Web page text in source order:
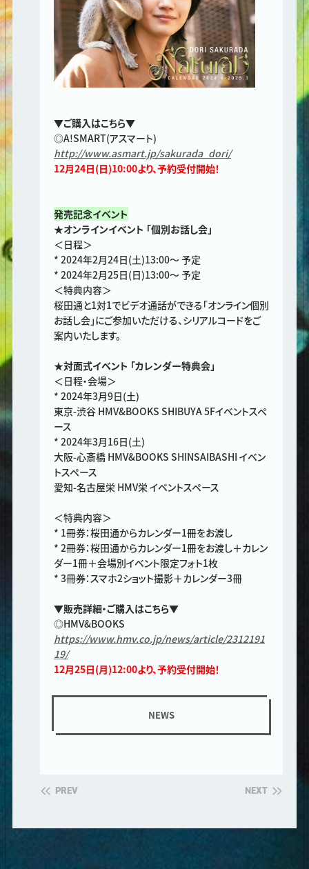
▼ご購入はこちら▼
◎A!SMART(アスマート)
http://www.asmart.jp/sakurada_dori/
12月24日(日)10:00より、予約受付開始！
発売記念イベント
★オンラインイベント 「個別お話し会」
＜日程＞
* 2024年2月24日(土)13:00～ 予定
* 2024年2月25日(日)13:00～ 予定
＜特典内容＞
桜田通と1対1でビデオ通話ができる「オンライン個別
お話し会」にご参加いただける、シリアルコードをご
案内いたします。
★対面式イベント 「カレンダー特典会」
＜日程・会場＞
* 2024年3月9日(土)
東京-渋谷 HMV&BOOKS SHIBUYA 5Fイベントスペ
ース
* 2024年3月16日(土)
大阪-心斎橋 HMV&BOOKS SHINSAIBASHI イベン
トスペース
愛知-名古屋栄 HMV栄 イベントスペース
＜特典内容＞
* 1冊券：桜田通からカレンダー1冊をお渡し
* 2冊券：桜田通からカレンダー1冊をお渡し＋カレン
ダー1冊＋会場別イベント限定フォト1枚
* 3冊券：スマホ2ショット撮影＋カレンダー3冊
▼販売詳細・ご購入はこちら▼
◎HMV&BOOKS
https://www.hmv.co.jp/news/article/2312191
19/
12月25日(月)12:00より、予約受付開始！
NEWS
PREV NEXT